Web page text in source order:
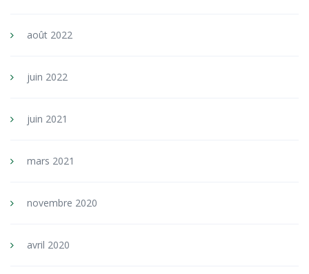
août 2022
juin 2022
juin 2021
mars 2021
novembre 2020
avril 2020